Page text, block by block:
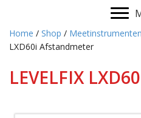
Home / Shop / Meetinstrumenten
LXD60i Afstandmeter
LEVELFIX